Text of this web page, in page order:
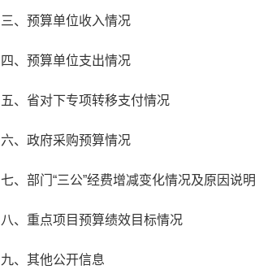
三、预算单位收入情况
四、预算单位支出情况
五、省对下专项转移支付情况
六、政府采购预算情况
七、部门“三公”经费增减变化情况及原因说明
八、重点项目预算绩效目标情况
九、其他公开信息